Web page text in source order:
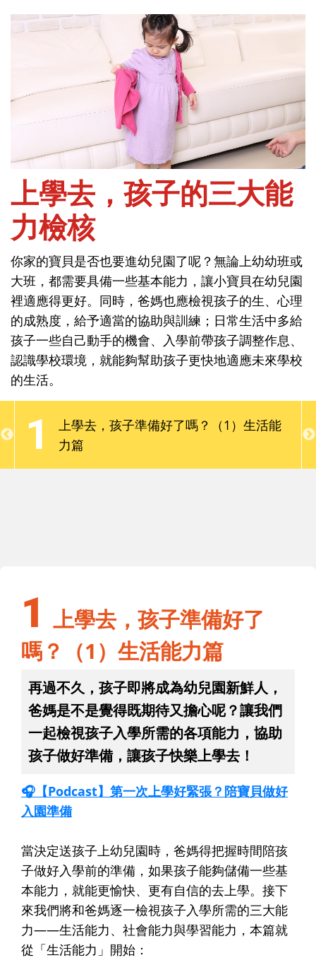
能力與學習-幼兒園生活
上學去，孩子的三大能
力檢核
你家的寶貝是否也要進幼兒園了呢？無論上幼幼班或
大班，都需要具備一些基本能力，讓小寶貝在幼兒園
裡適應得更好。同時，爸媽也應檢視孩子的生、心理
的成熟度，給予適當的協助與訓練；日常生活中多給
孩子一些自己動手的機會、入學前帶孩子調整作息、
認識學校環境，就能夠幫助孩子更快地適應未來學校
的生活。
1
上學去，孩子準備好了嗎？（1）生活能
力篇
上學去，孩子的三大能
力檢核
你家的寶貝是否也要進幼兒園了呢？無論上幼幼班或
大班，都需要具備一些基本能力，讓小寶貝在幼兒園
裡適應得更好。同時，爸媽也應檢視孩子的生、心理
的成熟度，給予適當的協助與訓練；日常生活中多給
的生活。
1 上學去，孩子準備好了
嗎？（1）生活能力篇
再過不久，孩子即將成為幼兒園新鮮人，
爸媽是不是覺得既期待又擔心呢？讓我們
一起檢視孩子入學所需的各項能力，協助
孩子做好準備，讓孩子快樂上學去！
🎧【Podcast】第一次上學好緊張？陪寶貝做好
入園準備
當決定送孩子上幼兒園時，爸媽得把握時間陪孩
子做好入學前的準備，如果孩子能夠儲備一些基
本能力，就能更愉快、更有自信的去上學。接下
來我們將和爸媽逐一檢視孩子入學所需的三大能
力——生活能力、社會能力與學習能力，本篇就
從「生活能力」開始：